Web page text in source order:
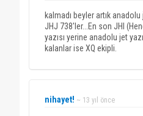
kalmadı beyler artık
JHJ 738'ler...En son JHI
yazısı yerine anadolu jet
kalanlar ise XQ ekipli.
nihayet! ~ 13 yıl önce